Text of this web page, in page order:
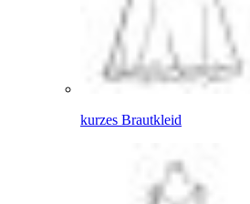
kurzes Brautkleid